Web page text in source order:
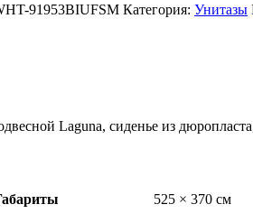
91953BIUFSM Категория: Унитазы
Laguna, сиденье из
525 × 370 см